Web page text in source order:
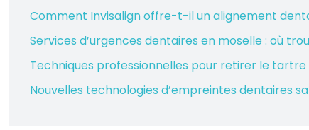
Comment Invisalign offre-t-il un alignement
Services d’urgences dentaires en moselle : où
Techniques professionnelles pour retirer le tartre
Nouvelles technologies d’empreintes dentaires